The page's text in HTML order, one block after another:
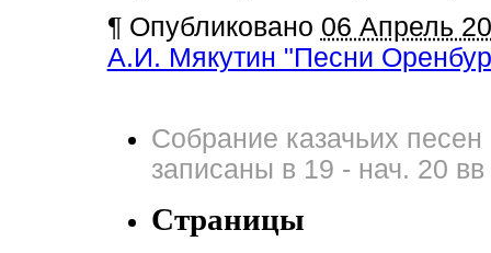
¶ Опубликовано 06 Апрель
А.И. Мякутин "Песни
Собрание казачьих
записаны в 19 - нач. 20 вв
Страницы